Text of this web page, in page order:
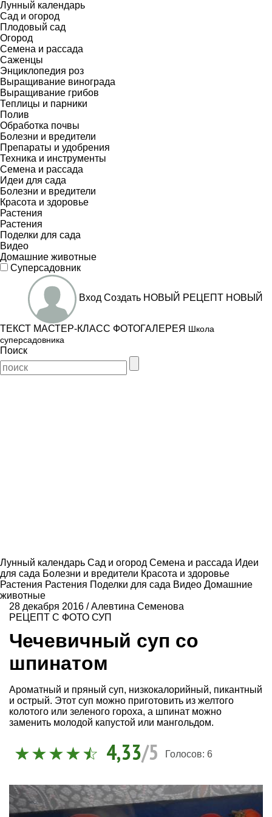
Лунный календарь
Сад и огород
Плодовый сад
Огород
Семена и рассада
Саженцы
Энциклопедия роз
Выращивание винограда
Выращивание грибов
Теплицы и парники
Полив
Обработка почвы
Болезни и вредители
Препараты и удобрения
Техника и инструменты
Семена и рассада
Идеи для сада
Болезни и вредители
Красота и здоровье
Растения
Растения
Поделки для сада
Видео
Домашние животные
Суперсадовник
Вход Создать НОВЫЙ РЕЦЕПТ НОВЫЙ
ТЕКСТ МАСТЕР-КЛАСС ФОТОГАЛЕРЕЯ Школа
суперсадовника
Поиск
Лунный календарь Сад и огород Семена и рассада Идеи
для сада Болезни и вредители Красота и здоровье
Растения Растения Поделки для сада Видео Домашние
животные
28 декабря 2016 /Алевтина Семенова
РЕЦЕПТ С ФОТО СУП
Чечевичный суп со
шпинатом
Ароматный и пряный суп, низкокалорийный, пикантный
и острый. Этот суп можно приготовить из желтого
колотого или зеленого гороха, а шпинат можно
заменить молодой капустой или мангольдом.
4,33/5 Голосов: 6